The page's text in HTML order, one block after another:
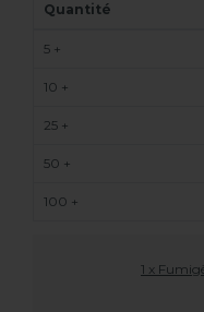
Quantité
5 +
10 +
25 +
50 +
100 +
1 x